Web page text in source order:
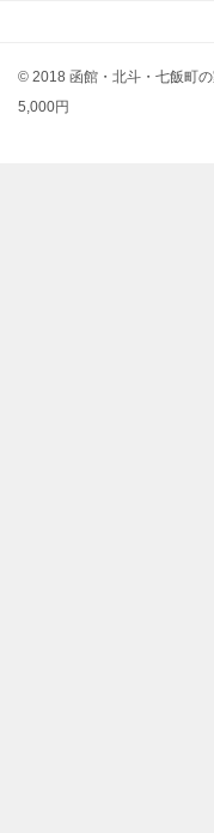
© 2018 函館・北斗・七飯町
5,000円